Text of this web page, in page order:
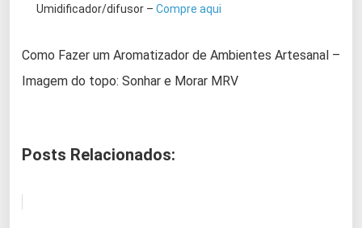
Umidificador/difusor – Compre aqui
Como Fazer um Aromatizador de Ambientes Artesanal –
Imagem do topo: Sonhar e Morar MRV
Posts Relacionados: